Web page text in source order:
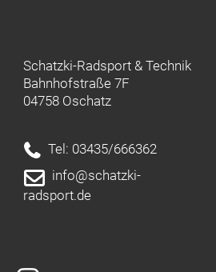
Schatzki-Radsport & Technik
Bahnhofstraße 7F
04758 Oschatz
Tel: 03435/666362
info@schatzki-
radsport.de